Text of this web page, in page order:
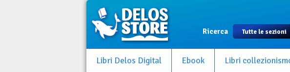
Ricerca
Libri Delos Digital Ebook Libri